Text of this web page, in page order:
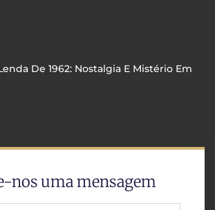
De 1962: Nostalgia E Mistério Em
nos uma mensagem